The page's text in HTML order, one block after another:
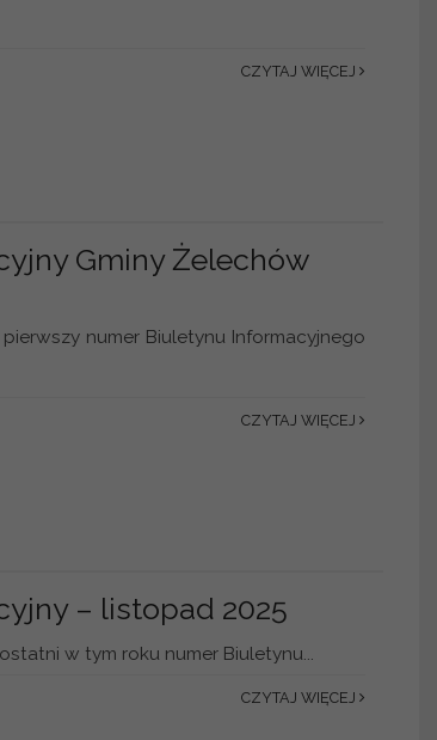
CZYTAJ WIĘCEJ
Gminy Żelechów
numer Biuletynu Informacyjnego
CZYTAJ WIĘCEJ
– listopad 2025
w tym roku numer Biuletynu...
CZYTAJ WIĘCEJ